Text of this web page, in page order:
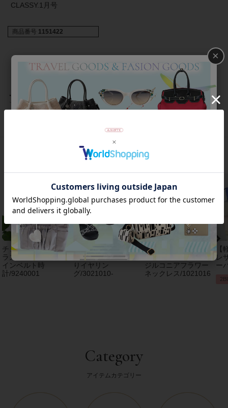
CLASSY.1月号
商品番号 1151422
返品について
おすすめアイテム
チェコクリスタルガ
ラス立体リボンデザ
インベルト時
計/9240001
【アンジェラカプッ
チ】イタリア製大ぶ
りイヤリン
グ/3021010-
8mm玉マジョルカパ
ール×キュービック
ジルコニアフラワー
ネックレス/1021016
【
レ
ー
Category
アイテムカテゴリー
×